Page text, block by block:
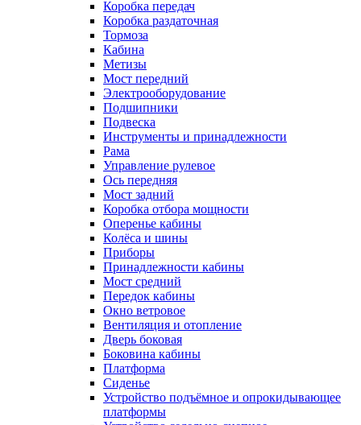
Коробка передач
Коробка раздаточная
Тормоза
Кабина
Метизы
Мост передний
Электрооборудование
Подшипники
Подвеска
Инструменты и принадлежности
Рама
Управление рулевое
Ось передняя
Мост задний
Коробка отбора мощности
Оперенье кабины
Колёса и шины
Приборы
Принадлежности кабины
Мост средний
Передок кабины
Окно ветровое
Вентиляция и отопление
Дверь боковая
Боковина кабины
Платформа
Сиденье
Устройство подъёмное и опрокидывающее
платформы